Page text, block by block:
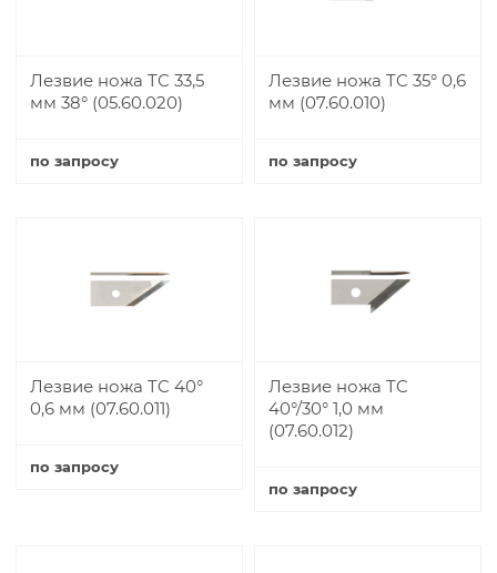
Лезвие ножа TC 33,5
мм 38° (05.60.020)
по запросу
Лезвие ножа TC 35° 0,6
мм (07.60.010)
по запросу
Лезвие ножа TC 40°
0,6 мм (07.60.011)
по запросу
Лезвие ножа TC
40°/30° 1,0 мм
(07.60.012)
по запросу